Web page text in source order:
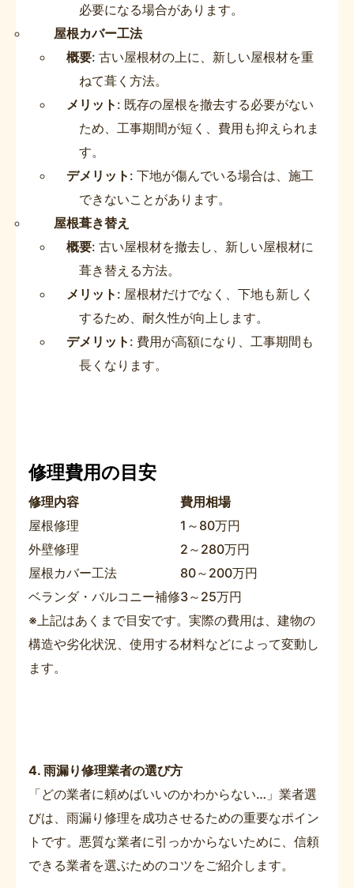
必要になる場合があります。
屋根カバー工法
概要: 古い屋根材の上に、新しい屋根材を重
ねて葺く方法。
メリット : 既存の屋根を撤去する必要がない
ため、工事期間が短く、費用も抑えられま
す。
デメリット : 下地が傷んでいる場合は、施工
できないことがあります。
屋根葺き替え
概要: 古い屋根材を撤去し、新しい屋根材に
葺き替える方法。
メリット : 屋根材だけでなく、下地も新しく
するため、耐久性が向上します。
デメリット : 費用が高額になり、工事期間も
長くなります。
修理費用の目安
修理内容
費用相場
屋根修理
1～80万円
外壁修理
2～280万円
屋根カバー工法
80～200万円
ベランダ・バルコニー補修3～25万円
※上記はあくまで目安です。実際の費用は、建物の
構造や劣化状況、使用する材料などによって変動し
ます。
4. 雨漏り修理業者の選び方
「どの業者に頼めばいいのかわからない…」業者選
びは、雨漏り修理を成功させるための重要なポイン
トです。悪質な業者に引っかからないために、信頼
できる業者を選ぶためのコツをご紹介します。